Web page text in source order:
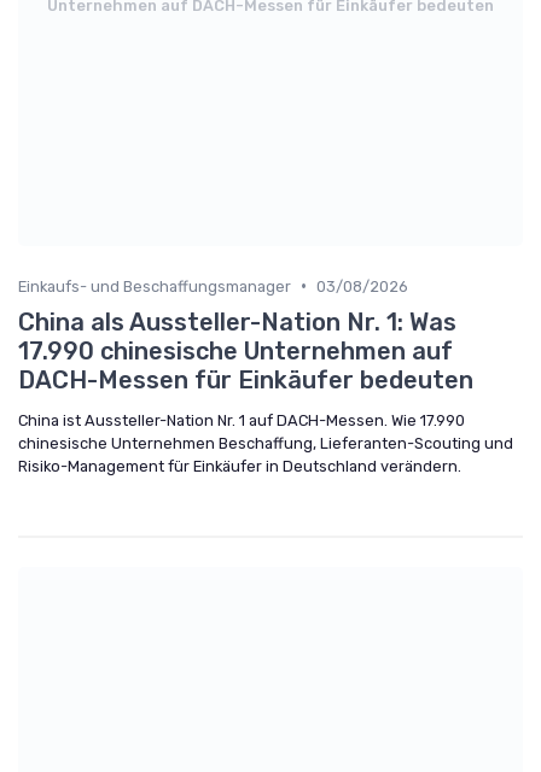
Unternehmen auf DACH-Messen für Einkäufer bedeuten
Einkaufs- und Beschaffungsmanager • 03/08/2026
China als Aussteller-Nation Nr. 1: Was
17.990 chinesische Unternehmen auf
DACH-Messen für Einkäufer bedeuten
China ist Aussteller-Nation Nr. 1 auf DACH-Messen. Wie 17.990
chinesische Unternehmen Beschaffung, Lieferanten-Scouting und
Risiko-Management für Einkäufer in Deutschland verändern.